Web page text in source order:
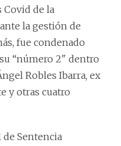
Covid de la
la gestión de
fue condenado
“número 2" dentro
Robles Ibarra, ex
y otras cuatro
Sentencia